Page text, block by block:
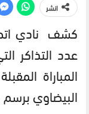
انشر
كشف نادي
عدد التذاكر
المباراة
البيضاوي